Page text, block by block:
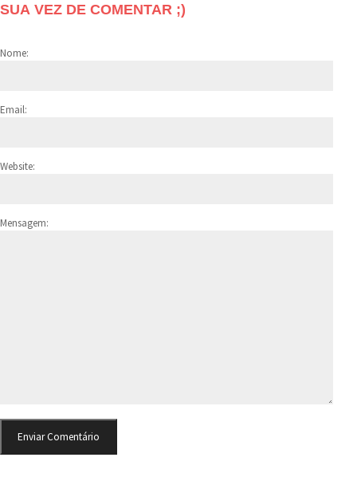
SUA VEZ DE COMENTAR ;)
Nome:
Email:
Website:
Mensagem: